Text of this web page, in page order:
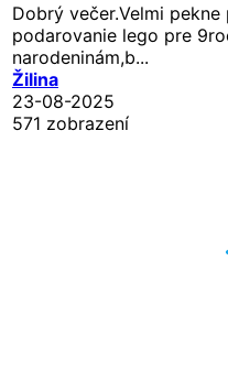
Dobrý večer.Velmi
podarovanie lego pre
narodeninám,b...
Žilina
23-08-2025
571 zobrazení